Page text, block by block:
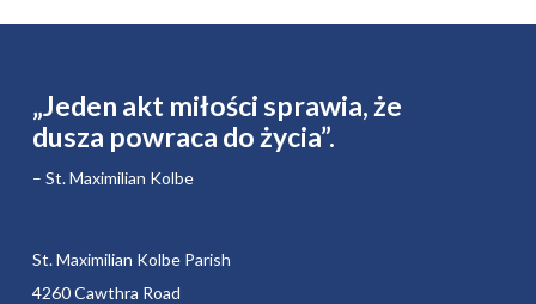
„Jeden akt miłości sprawia, że ​​
dusza powraca do życia”.
– St. Maximilian Kolbe
St. Maximilian Kolbe Parish
4260 Cawthra Road